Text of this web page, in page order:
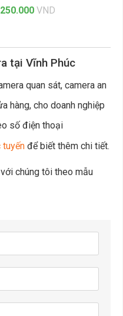
VND
tại Vĩnh Phúc
quan sát, camera an
hàng, cho doanh nghiệp
số điện thoại
tuyến để biết thêm chi tiết.
chúng tôi theo mẫu